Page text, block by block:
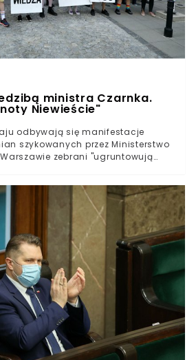
ministra Czarnka.
Niewieście"
odbywają się manifestacje
szykowanych przez Ministerstwo
zebrani "ugruntowują
manifestacje odbywają się w
słów doradcy Przemysława
który przekonywał,
zostać "ugruntowane do cnót
jest dziś w Warszawie, gdzie
MEiN zebrało się około setki osób.
inicjatywy Rodzice Przeciwko
Protest z Wykrzyknikiem.